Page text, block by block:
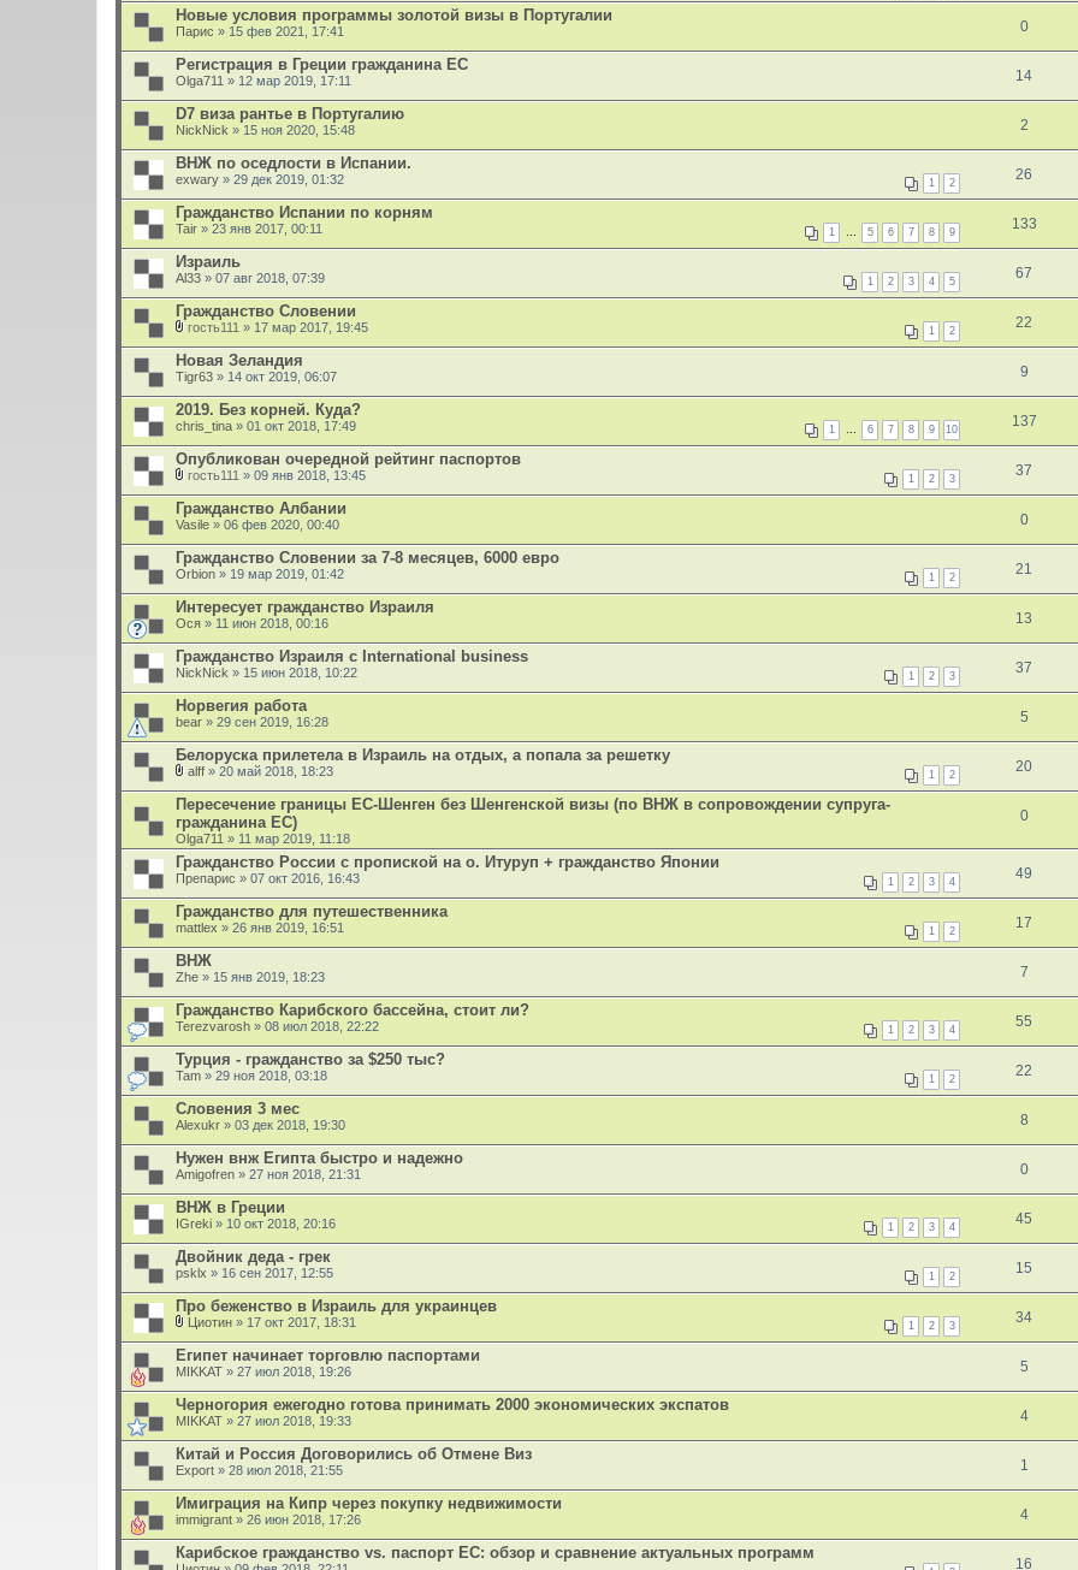
л
о
ж
е
н
и
Новые условия программы золотой визы в Португалии
Парис » 15 фев 2021, 17:41 0
Регистрация в Греции гражданина ЕС
Olga711 » 12 мар 2019, 17:11 14
D7 виза рантье в Португалию
NickNick » 15 ноя 2020, 15:48 2
ВНЖ по оседлости в Испании.
1 2
exwary » 29 дек 2019, 01:32 26
Гражданство Испании по корням
1 … 5 6 7 8 9
Tair » 23 янв 2017, 00:11 133
Израиль
1 2 3 4 5
Al33 » 07 авг 2018, 07:39 67
Гражданство Словении
1 2
л
о
ж
е
н
и
гость111 » 17 мар 2017, 19:45 22
Новая Зеландия
Tigr63 » 14 окт 2019, 06:07 9
2019. Без корней. Куда?
1 … 6 7 8 9 10
chris_tina » 01 окт 2018, 17:49 137
Опубликован очередной рейтинг паспортов
1 2 3
л
о
ж
е
н
и
гость111 » 09 янв 2018, 13:45 37
Гражданство Албании
Vasile » 06 фев 2020, 00:40 0
Гражданство Словении за 7-8 месяцев, 6000 евро
1 2
Orbion » 19 мар 2019, 01:42 21
Интересует гражданство Израиля
Ося » 11 июн 2018, 00:16 13
Гражданство Израиля с International business
1 2 3
NickNick » 15 июн 2018, 10:22 37
Норвегия работа
bear » 29 сен 2019, 16:28 5
Белоруска прилетела в Израиль на отдых, а попала за решетку
1 2
л
о
ж
е
н
и
я
alff » 20 май 2018, 18:23 20
Пересечение границы ЕС-Шенген без Шенгенской визы (по ВНЖ в сопровождении супруга-
гражданина ЕС)
Olga711 » 11 мар 2019, 11:18
0
Гражданство России с пропиской на о. Итуруп + гражданство Японии
1 2 3 4
Препарис » 07 окт 2016, 16:43 49
Гражданство для путешественника
1 2
mattlex » 26 янв 2019, 16:51 17
ВНЖ
Zhe » 15 янв 2019, 18:23 7
Гражданство Карибского бассейна, стоит ли?
1 2 3 4
Terezvarosh » 08 июл 2018, 22:22 55
Турция - гражданство за $250 тыс?
1 2
Tam » 29 ноя 2018, 03:18 22
Словения 3 мес
Alexukr » 03 дек 2018, 19:30 8
Нужен внж Египта быстро и надежно
Amigofren » 27 ноя 2018, 21:31 0
ВНЖ в Греции
1 2 3 4
IGreki » 10 окт 2018, 20:16 45
Двойник деда - грек
1 2
psklx » 16 сен 2017, 12:55 15
Про беженство в Израиль для украинцев
1 2 3
л
о
ж
е
н
и
Циотин » 17 окт 2017, 18:31 34
Египет начинает торговлю паспортами
MIKKAT » 27 июл 2018, 19:26 5
Черногория ежегодно готова принимать 2000 экономических экспатов
MIKKAT » 27 июл 2018, 19:33 4
Китай и Россия Договорились об Отмене Виз
Export » 28 июл 2018, 21:55 1
Имиграция на Кипр через покупку недвижимости
immigrant » 26 июн 2018, 17:26 4
Карибское гражданство vs. паспорт ЕС: обзор и сравнение актуальных программ
16